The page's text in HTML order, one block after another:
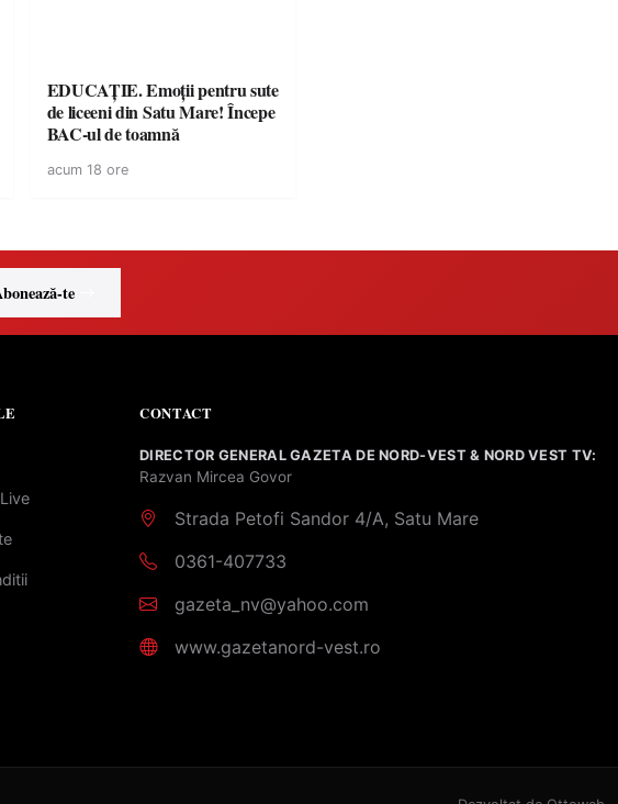
EDUCAȚIE. Emoții pentru sute
de liceeni din Satu Mare! Începe
BAC-ul de toamnă
acum 18 ore
te
CONTACT
DIRECTOR GENERAL GAZETA DE NORD-VEST & NORD VEST TV:
Razvan Mircea Govor
Strada Petofi Sandor 4/A, Satu Mare
0361-407733
gazeta_nv@yahoo.com
www.gazetanord-vest.ro